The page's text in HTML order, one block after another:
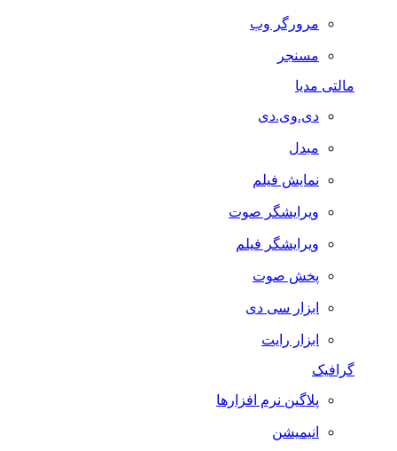
مرورگر وب
مسنجر
مالتی مدیا
دی.وی.دی
مبدل
نمایش فیلم
ویرایشگر صوت
ویرایشگر فیلم
پخش صوت
ابزار سی دی
ابزار رایت
گرافیک
پلاگین نرم افزارها
انیمیشن